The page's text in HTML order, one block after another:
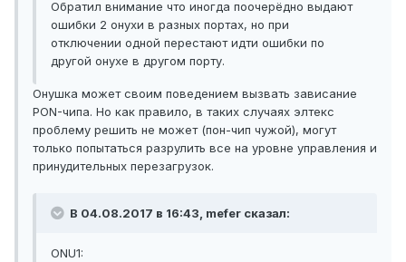
Обратил внимание что иногда поочерёдно выдают
ошибки 2 онухи в разных портах, но при
отключении одной перестают идти ошибки по
другой онухе в другом порту.
Онушка может своим поведением вызвать зависание
PON-чипа. Но как правило, в таких случаях элтекс
проблему решить не может (пон-чип чужой), могут
только попытаться разрулить все на уровне управления и
принудительных перезагрузок.
В 04.08.2017 в 16:43, mefer сказал:
ONU1: